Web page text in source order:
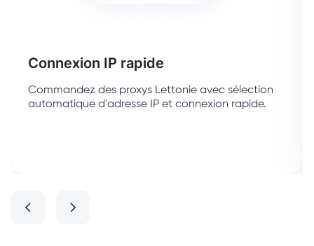
Connexion IP rapide
Commandez des proxys Lettonie avec sélection
automatique d'adresse IP et connexion rapide.